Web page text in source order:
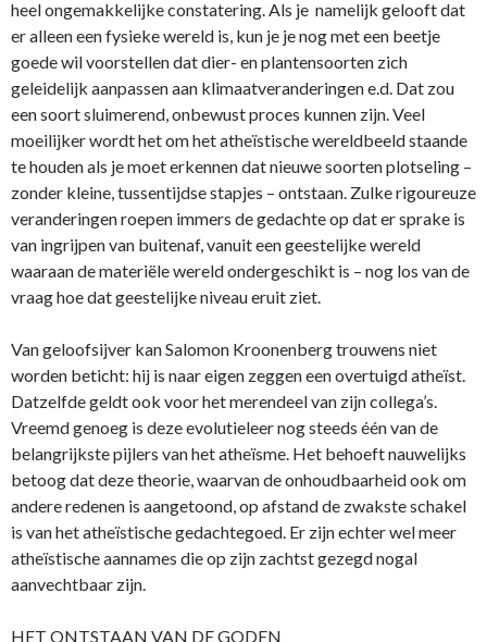
heel ongemakkelijke constatering. Als je namelijk gelooft dat
er alleen een fysieke wereld is, kun je je nog met een beetje
goede wil voorstellen dat dier- en plantensoorten zich
geleidelijk aanpassen aan klimaatveranderingen e.d. Dat zou
een soort sluimerend, onbewust proces kunnen zijn. Veel
moeilijker wordt het om het atheïstische wereldbeeld staande
te houden als je moet erkennen dat nieuwe soorten plotseling –
zonder kleine, tussentijdse stapjes – ontstaan. Zulke rigoureuze
veranderingen roepen immers de gedachte op dat er sprake is
van ingrijpen van buitenaf, vanuit een geestelijke wereld
waaraan de materiële wereld ondergeschikt is – nog los van de
vraag hoe dat geestelijke niveau eruit ziet.
Van geloofsijver kan Salomon Kroonenberg trouwens niet
worden beticht: hij is naar eigen zeggen een overtuigd atheïst.
Datzelfde geldt ook voor het merendeel van zijn collega’s.
Vreemd genoeg is deze evolutieleer nog steeds één van de
belangrijkste pijlers van het atheïsme. Het behoeft nauwelijks
betoog dat deze theorie, waarvan de onhoudbaarheid ook om
andere redenen is aangetoond, op afstand de zwakste schakel
is van het atheïstische gedachtegoed. Er zijn echter wel meer
atheïstische aannames die op zijn zachtst gezegd nogal
aanvechtbaar zijn.
HET ONTSTAAN VAN DE GODEN